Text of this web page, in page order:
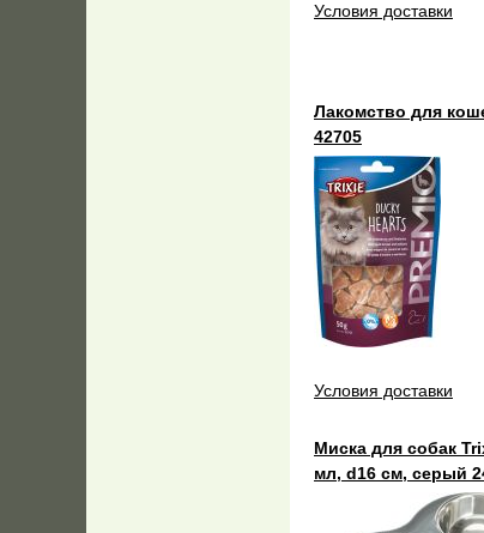
Условия доставки
Лакомство для
42705
Условия доставки
Миска для собак
мл, d16 см, серый